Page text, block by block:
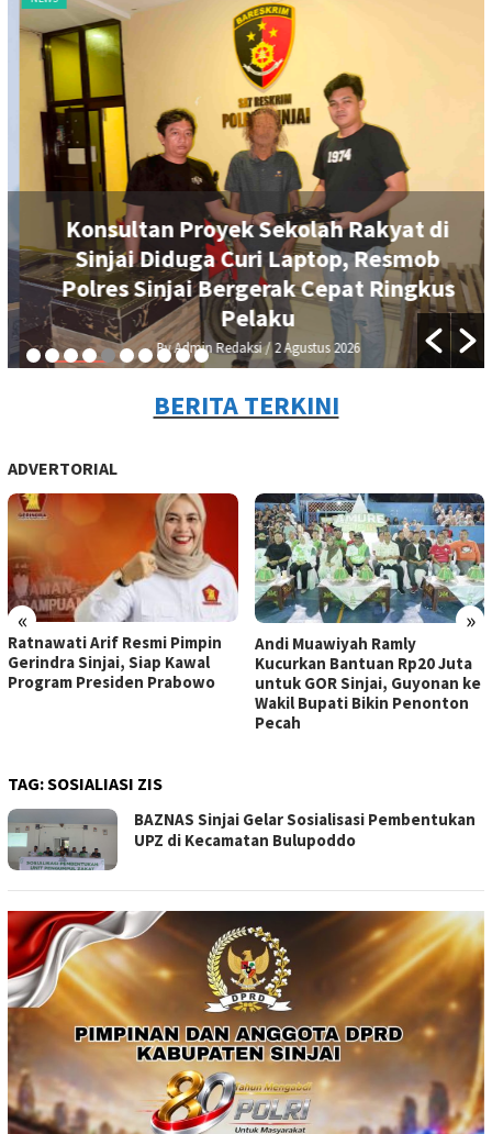
Konsultan Proyek Sekolah Rakyat di
Sinjai Diduga Curi Laptop, Resmob
Polres Sinjai Bergerak Cepat Ringkus
Pelaku
By Admin Redaksi/ 2 Agustus 2026
BERITA TERKINI
ADVERTORIAL
« »
Ratnawati Arif Resmi Pimpin
Gerindra Sinjai, Siap Kawal
Program Presiden Prabowo
Andi Muawiyah Ramly
Kucurkan Bantuan Rp20 Juta
untuk GOR Sinjai, Guyonan ke
Wakil Bupati Bikin Penonton
Pecah
TAG:SOSIALIASI ZIS
BAZNAS Sinjai Gelar Sosialisasi Pembentukan
UPZ di Kecamatan Bulupoddo